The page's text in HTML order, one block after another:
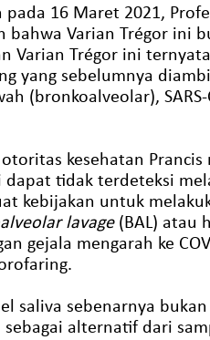
16 Maret 2021,
bahwa Varian Trégor ini
Varian Trégor ini
yang sebelumnya
(bronkoalveolar),
kesehatan
dapat tidak terdeteksi
kebijakan untuk
lavage (BAL) atau
gejala mengarah ke
saliva sebenarnya
alternatif dari